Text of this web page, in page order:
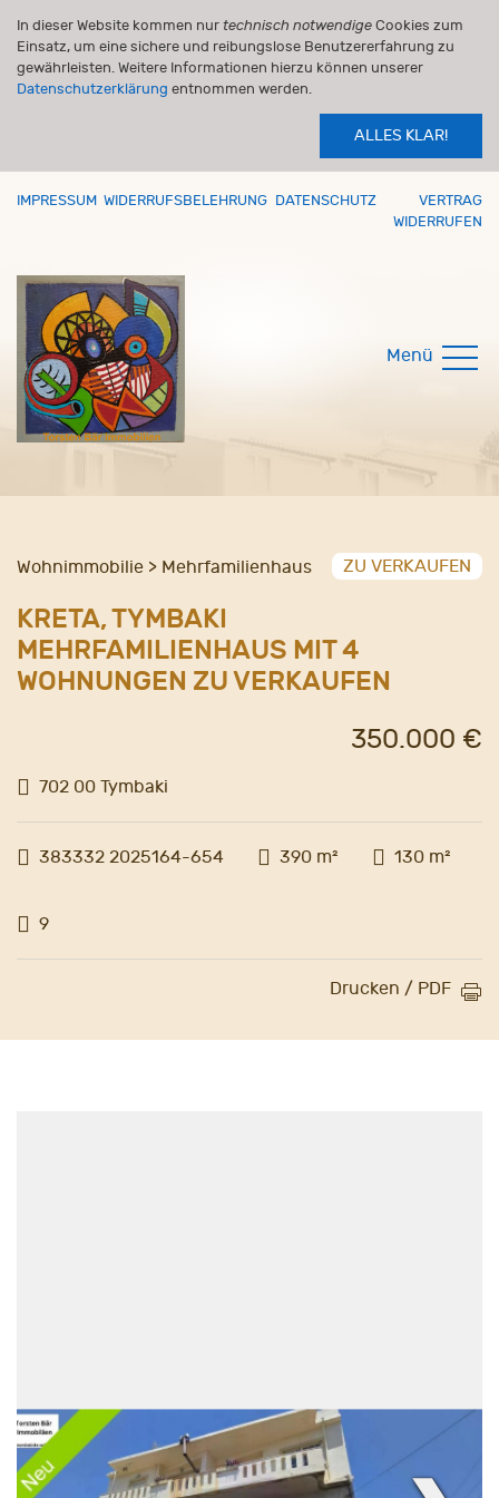
In dieser Website kommen nur technisch notwendige Cookies zum
Einsatz, um eine sichere und reibungslose Benutzererfahrung zu
gewährleisten. Weitere Informationen hierzu können unserer
Datenschutzerklärung entnommen werden.
ALLES KLAR!
IMPRESSUM WIDERRUFSBELEHRUNG DATENSCHUTZ
VERTRAG
WIDERRUFEN
Menü
Wohnimmobilie > Mehrfamilienhaus ZU VERKAUFEN
KRETA, TYMBAKI
MEHRFAMILIENHAUS MIT 4
WOHNUNGEN ZU VERKAUFEN
702 00 Tymbaki
350.000 €
383332 2025164-654 390 m² 130 m²
9
Drucken / PDF